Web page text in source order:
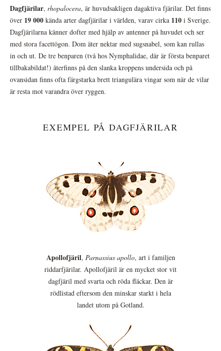
Dagfjärilar, rhopalocera, är huvudsakligen dagaktiva fjärilar. Det finns
över 19 000 kända arter dagfjärilar i världen, varav cirka 110 i Sverige.
Dagfjärilarna känner dofter med hjälp av antenner på huvudet och ser
med stora facettögon. Dom äter nektar med sugsnabel, som kan rullas
in och ut. De tre benparen (två hos Nymphalidae, där är första benparet
tillbakabildat!) återfinns på den slanka kroppens undersida och på
ovansidan finns ofta färgstarka brett triangulära vingar som när de vilar
är resta mot varandra över ryggen.
EXEMPEL PÅ DAGFJÄRILAR
Apollofjäril, Parnassius apollo, art i familjen
riddarfjärilar. Apollofjäril är en mycket stor vit
dagfjäril med svarta och röda fläckar. Den är
rödlistad eftersom den minskar starkt i hela
landet utom på Gotland.